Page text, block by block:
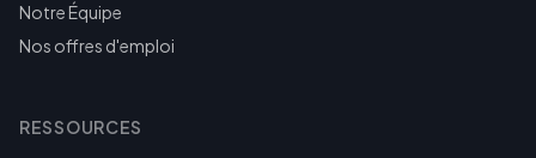
Notre Équipe
Nos offres d'emploi
RESSOURCES